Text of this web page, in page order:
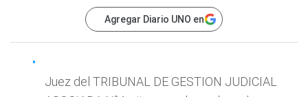
Agregar Diario UNO en
Juez del TRIBUNAL DE GESTION JUDICIAL